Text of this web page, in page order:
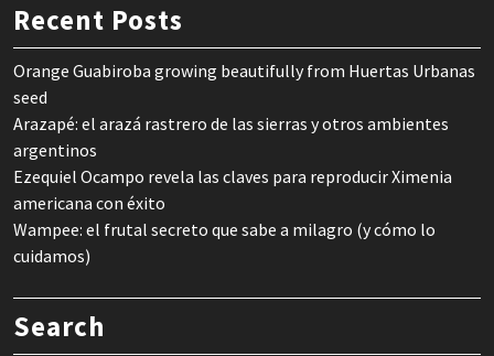
Recent Posts
Orange Guabiroba growing beautifully from Huertas Urbanas
seed
Arazapé: el arazá rastrero de las sierras y otros ambientes
argentinos
Ezequiel Ocampo revela las claves para reproducir Ximenia
americana con éxito
Wampee: el frutal secreto que sabe a milagro (y cómo lo
cuidamos)
Search